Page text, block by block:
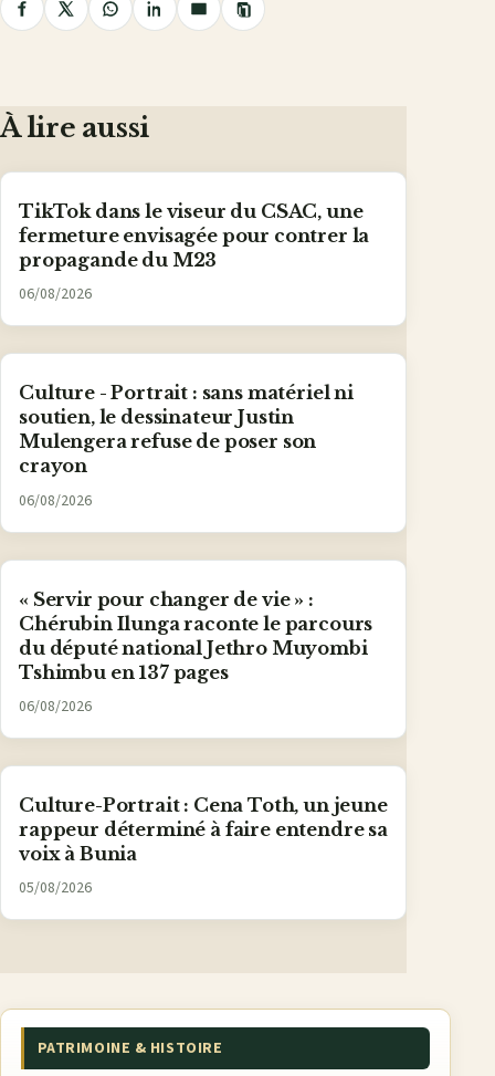
PartagerPartagerPartagerPartagerPartager
Copier
le
À lire aussi
TikTok dans le viseur du CSAC, une
fermeture envisagée pour contrer la
propagande du M23
06/08/2026
Culture - Portrait : sans matériel ni
soutien, le dessinateur Justin
Mulengera refuse de poser son
crayon
06/08/2026
« Servir pour changer de vie » :
Chérubin Ilunga raconte le parcours
du député national Jethro Muyombi
Tshimbu en 137 pages
06/08/2026
Culture-Portrait : Cena Toth, un jeune
rappeur déterminé à faire entendre sa
voix à Bunia
05/08/2026
PATRIMOINE & HISTOIRE